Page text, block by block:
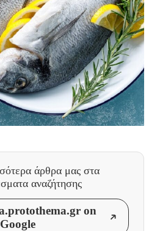
άρθρα μας στα
αναζήτησης
on
Google